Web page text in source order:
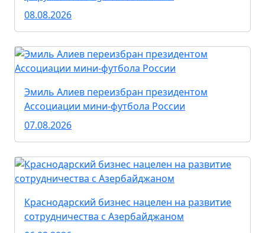
08.08.2026
Эмиль Алиев переизбран президентом
Ассоциации мини-футбола России
07.08.2026
Краснодарский бизнес нацелен на развитие
сотрудничества с Азербайджаном